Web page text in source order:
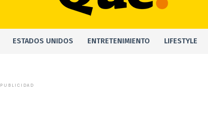
ESTADOS UNIDOS ENTRETENIMIENTO LIFESTYLE
PUBLICIDAD